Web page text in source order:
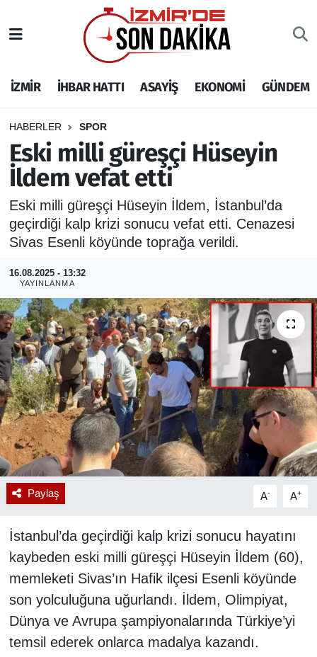
İZMİR İHBAR HATTI ASAYİŞ EKONOMİ GÜNDEM
HABERLER SPOR
Eski milli güreşçi Hüseyin
İldem vefat etti
Eski milli güreşçi Hüseyin İldem, İstanbul’da
geçirdiği kalp krizi sonucu vefat etti. Cenazesi
Sivas Esenli köyünde toprağa verildi.
16.08.2025 - 13:32
YAYINLANMA
Paylaş A- A+
İstanbul’da geçirdiği kalp krizi sonucu hayatını
kaybeden eski milli güreşçi Hüseyin İldem (60),
memleketi Sivas’ın Hafik ilçesi Esenli köyünde
son yolculuğuna uğurlandı. İldem, Olimpiyat,
Dünya ve Avrupa şampiyonalarında Türkiye’yi
temsil ederek onlarca madalya kazandı.
İHBAR HATTI
DEPREM
GENEL
EKONOMİ
SİYASET
SPOR
ASAYİŞ
RESMİ REKLAM
İzmir Nöbetçi Eczaneler
İzmir Hava Durumu
İzmir Namaz Vakitleri
İzmir Trafik Yoğunluk Haritası
Puan Durumu ve Fikstür
Tüm Manşetler
Son Dakika Haberleri
Haber Arşivi